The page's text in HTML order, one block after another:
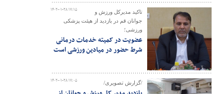
۱۴۰۲-۰۱-۲۸ ۱۷:۱۵
تاکید مدیرکل ورزش و
جوانان قم در بازدید از هیئت پزشکی
ورزشی؛
عضویت در کمیته خدمات درمانی
شرط حضور در میادین ورزشی است
۱۴۰۲-۰۱-۲۸ ۱۷:۰۵ /گزارش تصویری/